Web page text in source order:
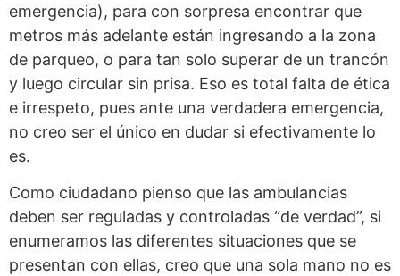
emergencia), para con sorpresa encontrar que
metros más adelante están ingresando a la zona
de parqueo, o para tan solo superar de un trancón
y luego circular sin prisa. Eso es total falta de ética
e irrespeto, pues ante una verdadera emergencia,
no creo ser el único en dudar si efectivamente lo
es.
Como ciudadano pienso que las ambulancias
deben ser reguladas y controladas “de verdad”, si
enumeramos las diferentes situaciones que se
presentan con ellas, creo que una sola mano no es